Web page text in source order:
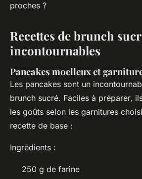
proches ?
Recettes de brunch
incontournables
Pancakes moelleux et
Les pancakes sont un
brunch sucré. Faciles à préparer,
les goûts selon les garnitures
recette de base :
Ingrédients :
250 g de farine